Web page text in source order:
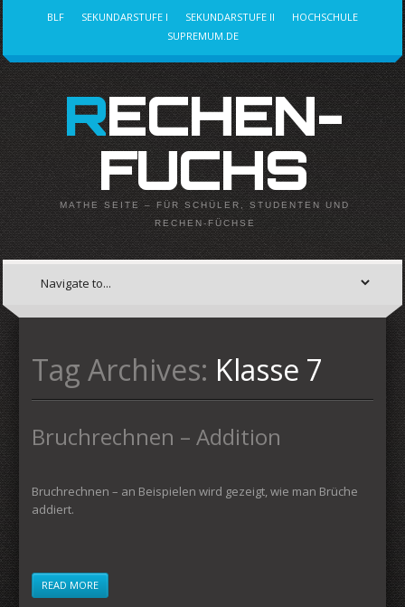
BLF SEKUNDARSTUFE I SEKUNDARSTUFE II
HOCHSCHULE
SUPREMUM.DE
RECHEN-
FUCHS
MATHE SEITE – FÜR SCHÜLER, STUDENTEN UND
RECHEN-FÜCHSE
Tag Archives: Klasse 7
Bruchrechnen – Addition
Bruchrechnen – an Beispielen wird gezeigt, wie man Brüche
addiert.
READ MORE